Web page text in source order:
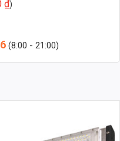
để lắp đặt chìm dưới mặt
sáng được chiếu hắt từ dưới
sử dụng trong các khu
lối đi, tiểu cảnh, hay tường
₫)
(8:00 - 21:00)